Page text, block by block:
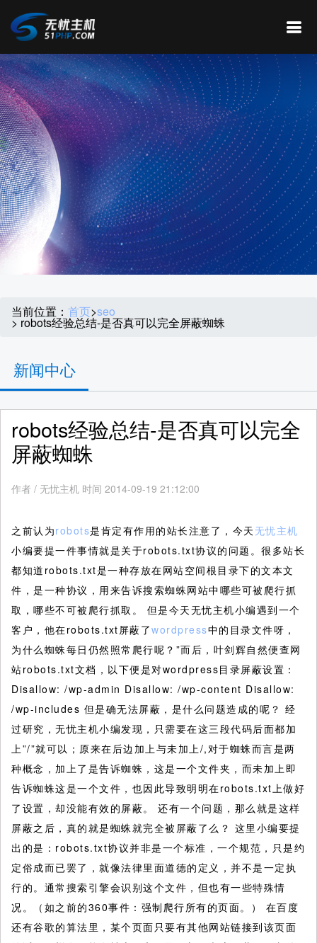
当前位置： 首页>seo
> robots经验总结-是否真可以完全屏蔽蜘蛛
新闻中心
robots经验总结-是否真可以完全
屏蔽蜘蛛
作者 / 无忧主机 时间 2014-09-19 21:12:00
之前认为robots是肯定有作用的站长注意了，今天无忧主机
小编要提一件事情就是关于robots.txt协议的问题。很多站长
都知道robots.txt是一种存放在网站空间根目录下的文本文
件，是一种协议，用来告诉搜索蜘蛛网站中哪些可被爬行抓
取，哪些不可被爬行抓取。
但是今天无忧主机小编遇到一个
客户，他在robots.txt屏蔽了wordpress中的目录文件呀，
为什么蜘蛛每日仍然照常爬行呢？”而后，叶剑辉自然便查网
站robots.txt文档，以下便是对wordpress目录屏蔽设置：
Disallow: /wp-admin Disallow: /wp-content Disallow:
/wp-includes 但是确无法屏蔽，是什么问题造成的呢？ 经
过研究，无忧主机小编发现，只需要在这三段代码后面都加
上”/”就可以；原来在后边加上与未加上/,对于蜘蛛而言是两
种概念，加上了是告诉蜘蛛，这是一个文件夹，而未加上即
告诉蜘蛛这是一个文件，也因此导致明明在robots.txt上做好
了设置，却没能有效的屏蔽。 还有一个问题，那么就是这样
屏蔽之后，真的就是蜘蛛就完全被屏蔽了么？ 这里小编要提
出的是：robots.txt协议并非是一个标准，一个规范，只是约
定俗成而已罢了，就像法律里面道德的定义，并不是一定执
行的。通常搜索引擎会识别这个文件，但也有一些特殊情
况。（如之前的360事件：强制爬行所有的页面。） 在百度
还有谷歌的算法里，某个页面只要有其他网站链接到该页面